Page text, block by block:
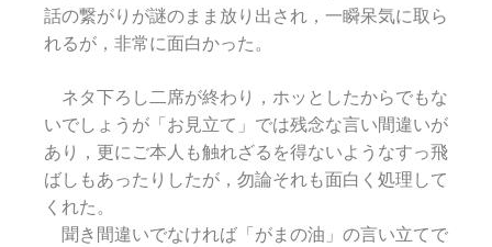
話の繋がりが謎のまま放り出され，一瞬呆気に取ら
れるが，非常に面白かった。
ネタ下ろし二席が終わり，ホッとしたからでもな
いでしょうが「お見立て」では残念な言い間違いが
あり，更にご本人も触れざるを得ないようなすっ飛
ばしもあったりしたが，勿論それも面白く処理して
くれた。
聞き間違いでなければ「がまの油」の言い立てで